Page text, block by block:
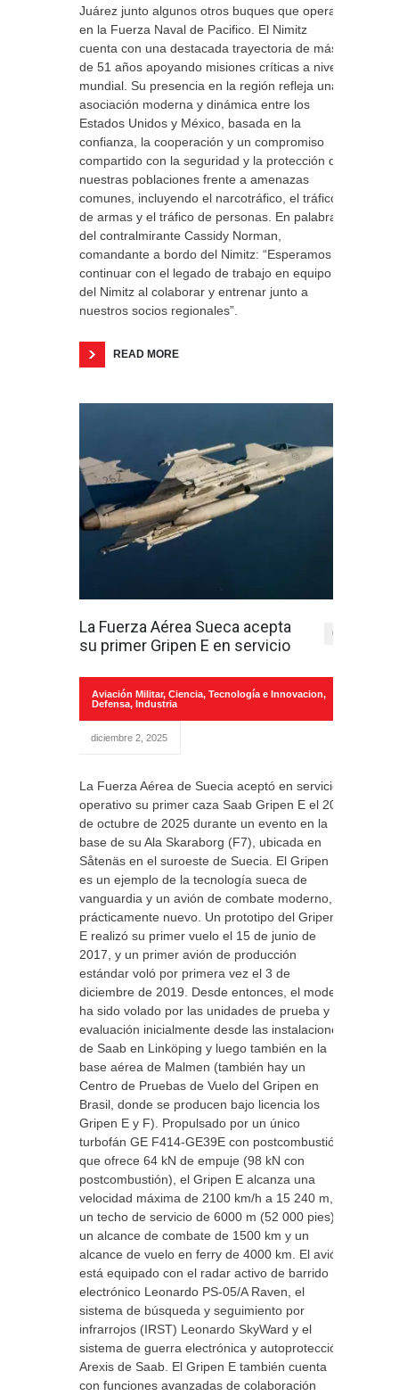
Juárez junto algunos otros buques que operan
en la Fuerza Naval de Pacifico. El Nimitz
cuenta con una destacada trayectoria de más
de 51 años apoyando misiones críticas a nivel
mundial. Su presencia en la región refleja una
asociación moderna y dinámica entre los
Estados Unidos y México, basada en la
confianza, la cooperación y un compromiso
compartido con la seguridad y la protección de
nuestras poblaciones frente a amenazas
comunes, incluyendo el narcotráfico, el tráfico
de armas y el tráfico de personas. En palabras
del contralmirante Cassidy Norman,
comandante a bordo del Nimitz: “Esperamos
continuar con el legado de trabajo en equipo
del Nimitz al colaborar y entrenar junto a
nuestros socios regionales”.
READ MORE
La Fuerza Aérea Sueca acepta
su primer Gripen E en servicio
0
Aviación Militar, Ciencia, Tecnología e Innovacion,
Defensa, Industria
diciembre 2, 2025
La Fuerza Aérea de Suecia aceptó en servicio
operativo su primer caza Saab Gripen E el 20
de octubre de 2025 durante un evento en la
base de su Ala Skaraborg (F7), ubicada en
Såtenäs en el suroeste de Suecia. El Gripen E
es un ejemplo de la tecnología sueca de
vanguardia y un avión de combate moderno,
prácticamente nuevo. Un prototipo del Gripen
E realizó su primer vuelo el 15 de junio de
2017, y un primer avión de producción
estándar voló por primera vez el 3 de
diciembre de 2019. Desde entonces, el modelo
ha sido volado por las unidades de prueba y
evaluación inicialmente desde las instalaciones
de Saab en Linköping y luego también en la
base aérea de Malmen (también hay un
Centro de Pruebas de Vuelo del Gripen en
Brasil, donde se producen bajo licencia los
Gripen E y F). Propulsado por un único
turbofán GE F414-GE39E con postcombustión
que ofrece 64 kN de empuje (98 kN con
postcombustión), el Gripen E alcanza una
velocidad máxima de 2100 km/h a 15 240 m,
un techo de servicio de 6000 m (52 000 pies),
un alcance de combate de 1500 km y un
alcance de vuelo en ferry de 4000 km. El avión
está equipado con el radar activo de barrido
electrónico Leonardo PS-05/A Raven, el
sistema de búsqueda y seguimiento por
infrarrojos (IRST) Leonardo SkyWard y el
sistema de guerra electrónica y autoprotección
Arexis de Saab. El Gripen E también cuenta
con funciones avanzadas de colaboración